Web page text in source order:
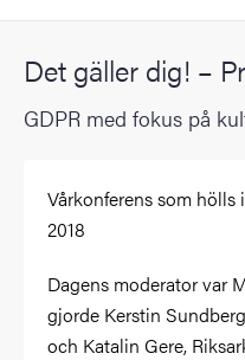
Det gäller dig! –
GDPR med fokus på
Vårkonferens som hölls
2018
Dagens moderator var
gjorde Kerstin
och Katalin Gere,